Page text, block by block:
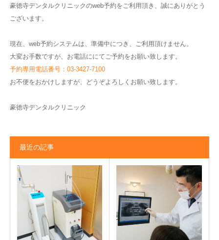
豪徳寺デンタルクリニックのweb予約をご利用頂き、誠にありがとう
ございます。
現在、web予約システムは、準備中につき、ご利用頂けません。
大変お手数ですが、お電話ににてご予約をお願い致します。
予約専用電話番号：03-3427-7100
お不便をおかけしますが、どうぞよろしくお願い致します。
豪徳寺デンタルクリニック
最近の記事